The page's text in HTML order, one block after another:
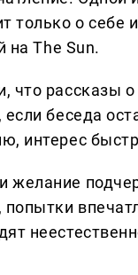
о себе
на The Sun.
что рассказы
беседа
интерес